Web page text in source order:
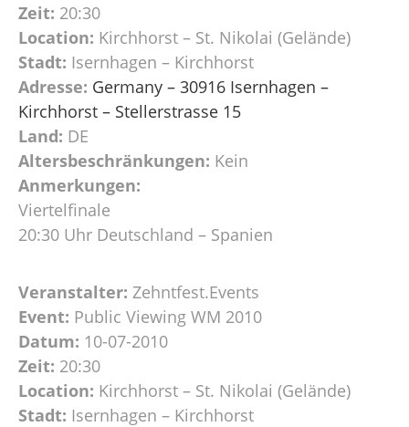
Zeit: 20:30
Location: Kirchhorst – St. Nikolai (Gelände)
Stadt: Isernhagen – Kirchhorst
Adresse: Germany – 30916 Isernhagen –
Kirchhorst – Stellerstrasse 15
Land: DE
Altersbeschränkungen: Kein
Anmerkungen:
Viertelfinale
20:30 Uhr Deutschland – Spanien
Veranstalter: Zehntfest.Events
Event: Public Viewing WM 2010
Datum: 10-07-2010
Zeit: 20:30
Location: Kirchhorst – St. Nikolai (Gelände)
Stadt: Isernhagen – Kirchhorst